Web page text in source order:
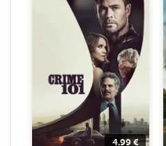
4.99€